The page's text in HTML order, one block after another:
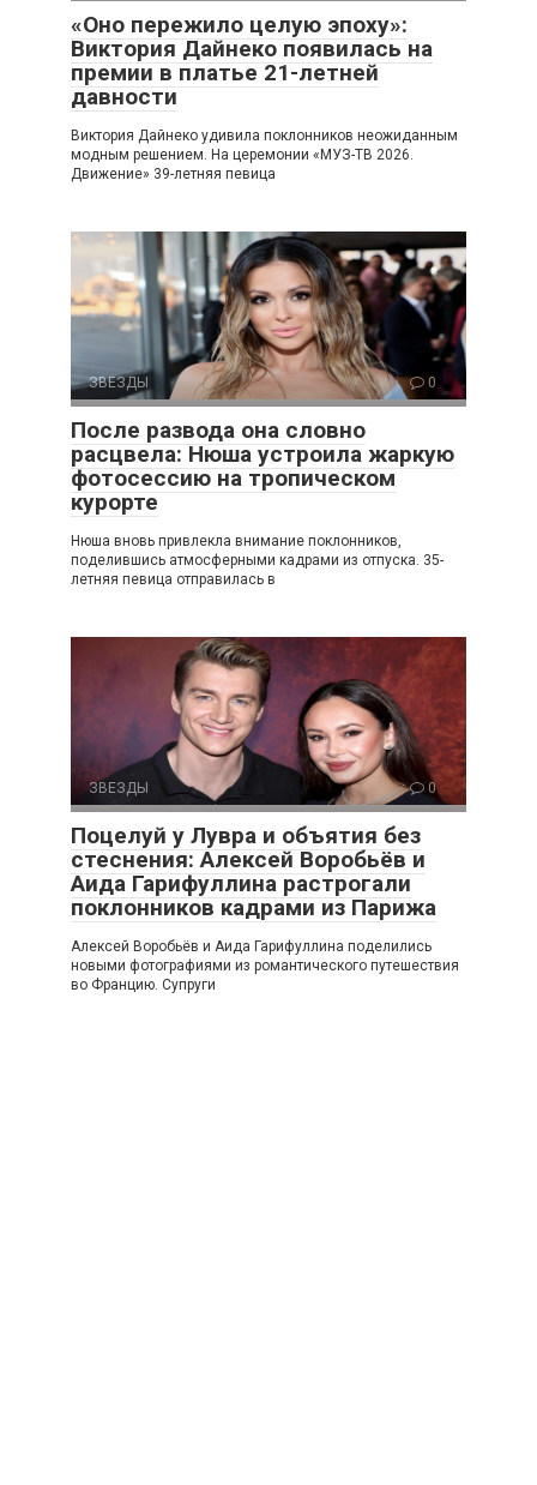
«Оно пережило целую эпоху»:
Виктория Дайнеко появилась на
премии в платье 21-летней
давности
Виктория Дайнеко удивила поклонников неожиданным
модным решением. На церемонии «МУЗ-ТВ 2026.
Движение» 39-летняя певица
ЗВЕЗДЫ 0
После развода она словно
расцвела: Нюша устроила жаркую
фотосессию на тропическом
курорте
Нюша вновь привлекла внимание поклонников,
поделившись атмосферными кадрами из отпуска. 35-
летняя певица отправилась в
ЗВЕЗДЫ 0
Поцелуй у Лувра и объятия без
стеснения: Алексей Воробьёв и
Аида Гарифуллина растрогали
поклонников кадрами из Парижа
Алексей Воробьёв и Аида Гарифуллина поделились
новыми фотографиями из романтического путешествия
во Францию. Супруги